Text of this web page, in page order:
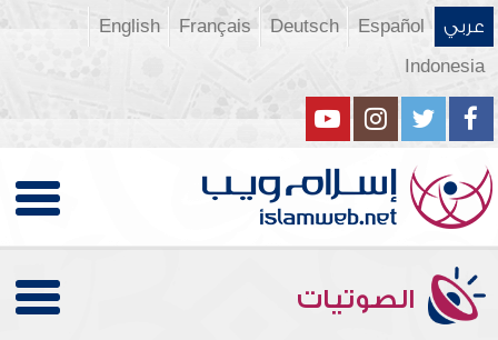
عربي Español
Deutsch
Français
English
Indonesia
الصوتيات